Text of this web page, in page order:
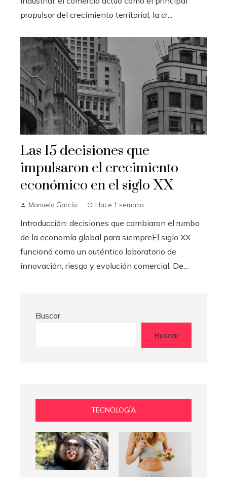
propulsor del crecimiento territorial, la cr...
Las 15 decisiones que
impulsaron el crecimiento
económico en el siglo XX
Manuela García Hace 1 semana
Introducción: decisiones que cambiaron el rumbo
de la economía global para siempreEl siglo XX
funcionó como un auténtico laboratorio de
innovación, riesgo y evolución comercial. De...
Buscar
Buscar
TECNOLOGÍA